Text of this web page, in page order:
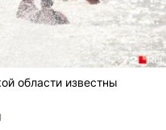
области известны